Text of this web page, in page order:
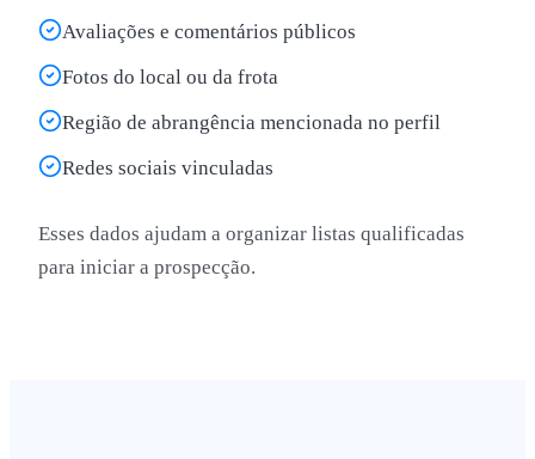
Avaliações e comentários públicos
Fotos do local ou da frota
Região de abrangência mencionada no perfil
Redes sociais vinculadas
Esses dados ajudam a organizar listas qualificadas
para iniciar a prospecção.